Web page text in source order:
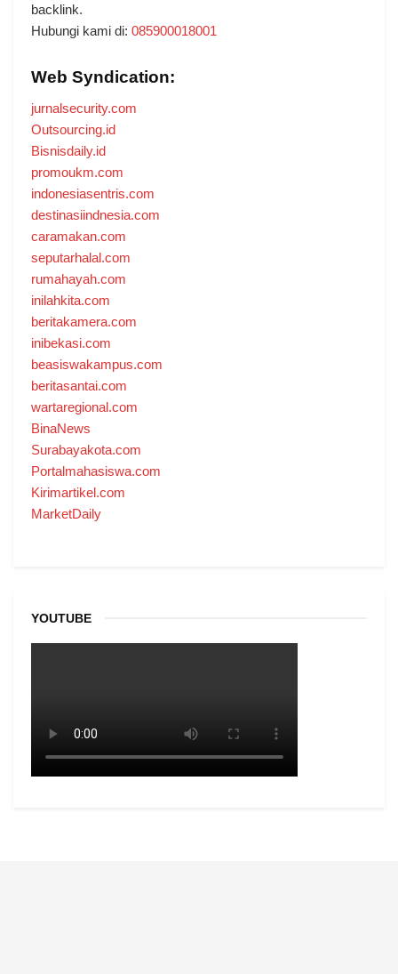
backlink.
Hubungi kami di: 085900018001
Web Syndication:
jurnalsecurity.com
Outsourcing.id
Bisnisdaily.id
promoukm.com
indonesiasentris.com
destinasiindnesia.com
caramakan.com
seputarhalal.com
rumahayah.com
inilahkita.com
beritakamera.com
inibekasi.com
beasiswakampus.com
beritasantai.com
wartaregional.com
BinaNews
Surabayakota.com
Portalmahasiswa.com
Kirimartikel.com
MarketDaily
YOUTUBE